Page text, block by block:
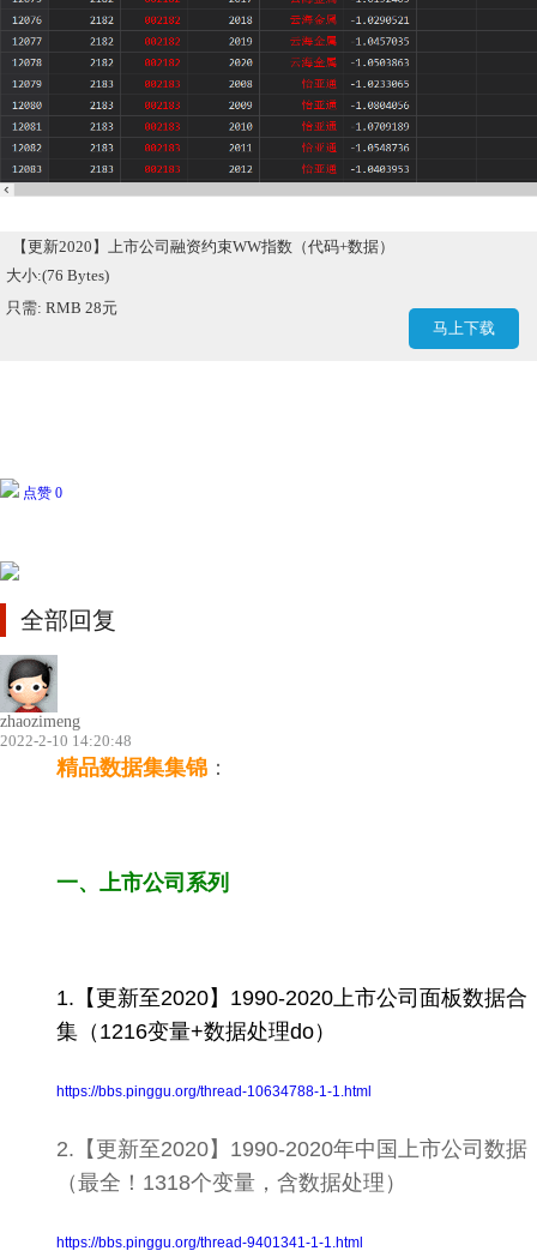
【更新2020】上市公司融资约束WW指数（代码+数据）
大小:(76 Bytes)
只需: RMB 28元
马上下载
点赞 0
全部回复
zhaozimeng
2022-2-10 14:20:48
精品数据集集锦 ：
一、上市公司系列
1.【更新至2020】1990-2020上市公司面板数据合
集（1216变量+数据处理do）
https://bbs.pinggu.org/thread-10634788-1-1.html
2.【更新至2020】1990-2020年中国上市公司数据
（最全！1318个变量，含数据处理）
https://bbs.pinggu.org/thread-9401341-1-1.html